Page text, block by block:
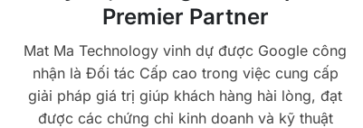
Premier Partner
Mat Ma Technology vinh dự được Google công
nhận là Đối tác Cấp cao trong việc cung cấp
giải pháp giá trị giúp khách hàng hài lòng, đạt
được các chứng chỉ kinh doanh và kỹ thuật